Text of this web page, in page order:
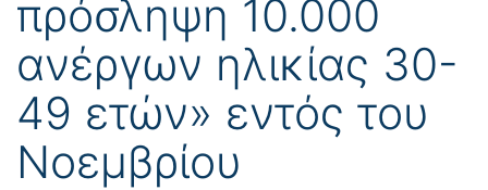
πρόσληψη 10.000
ανέργων ηλικίας 30-
49 ετών» εντός του
Νοεμβρίου